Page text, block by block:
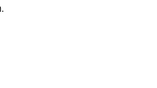
mit älteren Modellen